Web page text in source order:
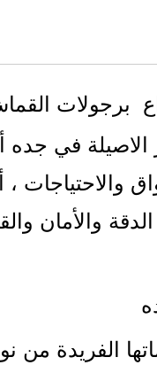
برجولات
في جده
والاحتياجات
والأمان
الفريدة من